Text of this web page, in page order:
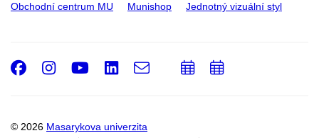
Obchodní centrum MU Munishop Jednotný vizuální styl
© 2026 Masarykova univerzita
Facebook
Instagram
Youtube
LinkedIn
e-
Email
PřidatPřidat